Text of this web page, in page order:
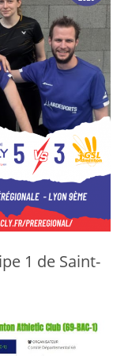
1 de Saint-